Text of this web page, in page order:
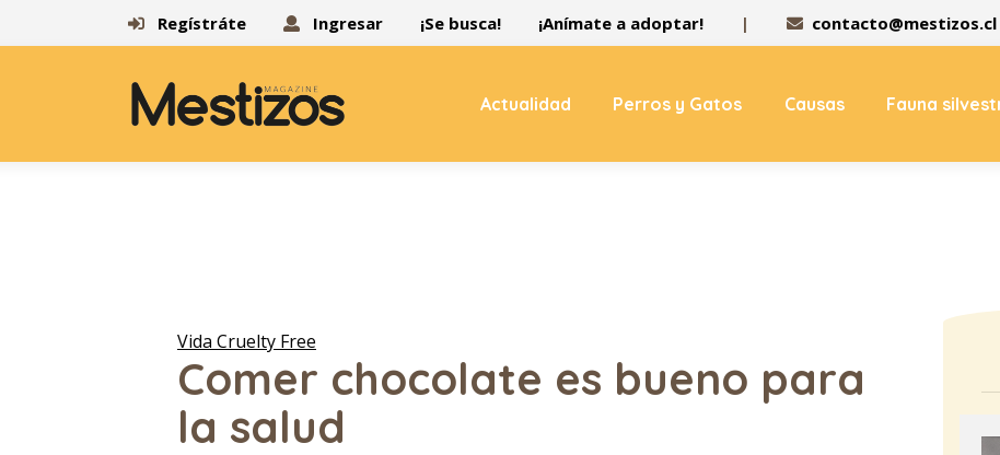
Regístráte Ingresar ¡Se busca! ¡Anímate a adoptar! | contacto@mestizos.cl
Actualidad Perros y Gatos Causas Fauna
Vida Cruelty Free
Comer chocolate es bueno para
la salud